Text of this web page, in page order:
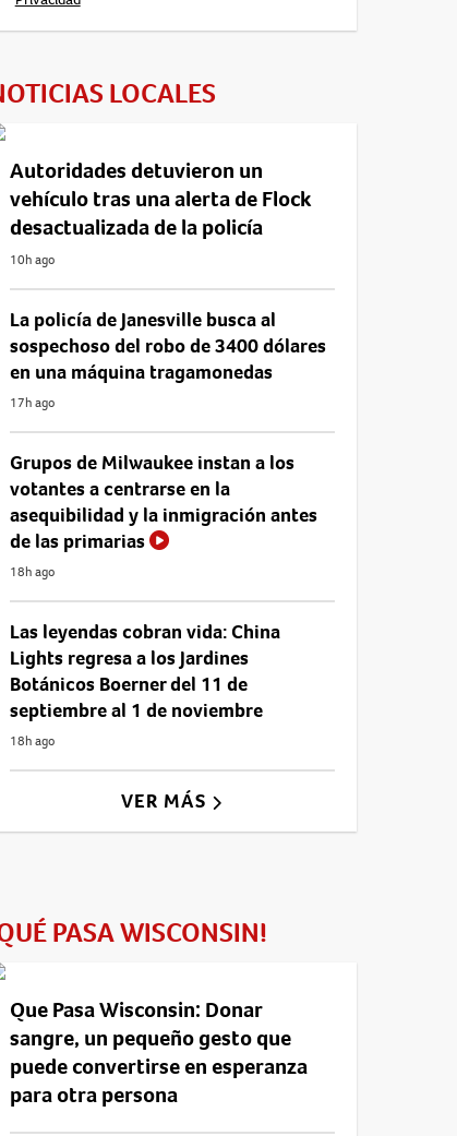
LOCALES
Autoridades detuvieron un
vehículo tras una alerta de Flock
desactualizada de la policía
10h ago
La policía de Janesville busca al
sospechoso del robo de 3400 dólares
en una máquina tragamonedas
17h ago
Grupos de Milwaukee instan a los
votantes a centrarse en la
asequibilidad y la inmigración antes
de las primarias
18h ago
Las leyendas cobran vida: China
Lights regresa a los Jardines
Botánicos Boerner del 11 de
septiembre al 1 de noviembre
18h ago
VER MÁS
PASA WISCONSIN!
Que Pasa Wisconsin: Donar
sangre, un pequeño gesto que
puede convertirse en esperanza
para otra persona